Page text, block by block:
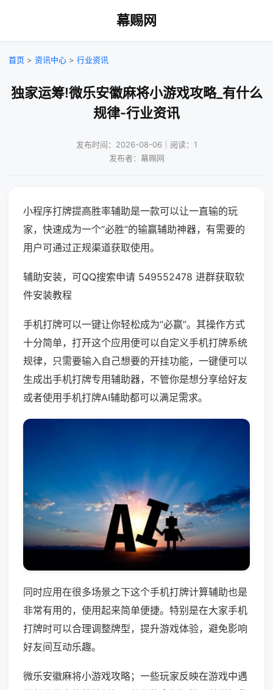
幕赐网
首页 > 资讯中心 > 行业资讯
独家运筹!微乐安徽麻将小游戏攻略_有什么
规律-行业资讯
发布时间：2026-08-06｜阅读：1
发布者：幕赐网
小程序打牌提高胜率辅助是一款可以让一直输的玩
家，快速成为一个“必胜”的输赢辅助神器，有需要的
用户可通过正规渠道获取使用。
辅助安装，可QQ搜索申请 549552478 进群获取软
件安装教程
手机打牌可以一键让你轻松成为“必赢”。其操作方式
十分简单，打开这个应用便可以自定义手机打牌系统
规律，只需要输入自己想要的开挂功能，一键便可以
生成出手机打牌专用辅助器，不管你是想分享给好友
或者使用手机打牌AI辅助都可以满足需求。
同时应用在很多场景之下这个手机打牌计算辅助也是
非常有用的，使用起来简单便捷。特别是在大家手机
打牌时可以合理调整牌型，提升游戏体验，避免影响
好友间互动乐趣。
微乐安徽麻将小游戏攻略；一些玩家反映在游戏中遇